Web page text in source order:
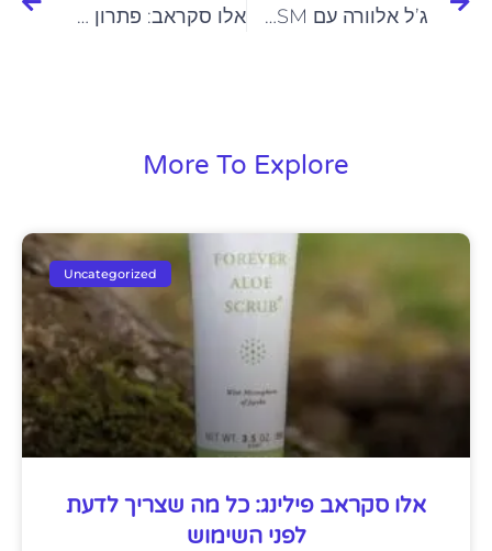
ג’ל אלוורה עם MSM: כל מה שצריך לדעת לפני השימוש אלו סקראב: פתרון טבעי לחידוש מראה העור
More To Explore
Uncategorized
אלו סקראב פילינג: כל מה שצריך לדעת
לפני השימוש